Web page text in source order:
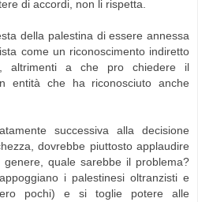
di accordi, non li rispetta.
della palestina di essere annessa
come un riconoscimento indiretto
altrimenti a che pro chiedere il
entità che ha riconosciuto anche
successiva alla decisione
dovrebbe piuttosto applaudire
quale sarebbe il problema?
i palestinesi oltranzisti e
pochi) e si toglie potere alle